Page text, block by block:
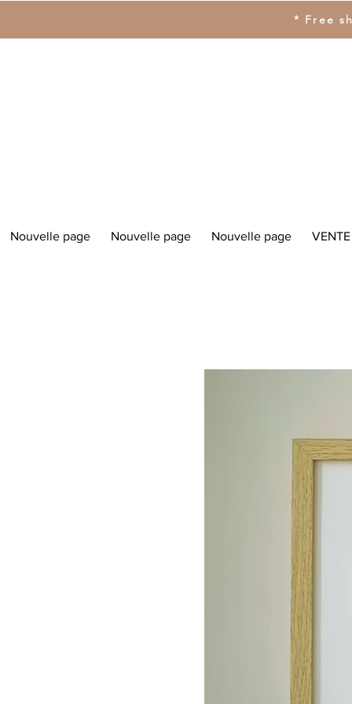
* Free
Nouvelle page Nouvelle page Nouvelle page